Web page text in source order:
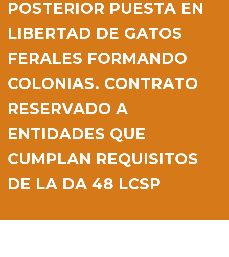
POSTERIOR PUESTA EN
LIBERTAD DE GATOS
FERALES FORMANDO
COLONIAS. CONTRATO
RESERVADO A
ENTIDADES QUE
CUMPLAN REQUISITOS
DE LA DA 48 LCSP